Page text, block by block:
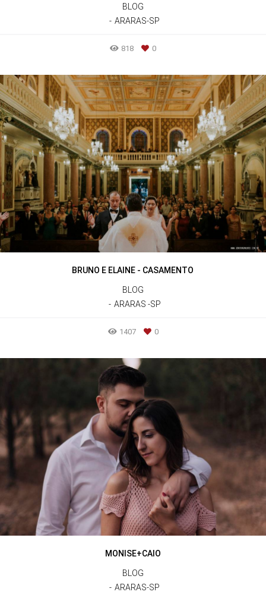
BLOG
ARARAS-SP
818 0
BRUNO E ELAINE - CASAMENTO
BLOG
ARARAS -SP
1407 0
MONISE+CAIO
BLOG
ARARAS-SP